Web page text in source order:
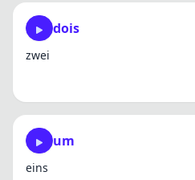
dois
zwei
um
eins